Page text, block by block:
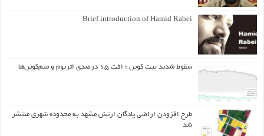
Brief introduction of Hamid Rabei
سقوط شدید بیت کوین ؛ افت ۱۵ درصدی اتریوم و میم‌کوین‌ها
طرح افزودن اراضی پادگان ارتش مشهد به محدوده شهری منتشر
شد